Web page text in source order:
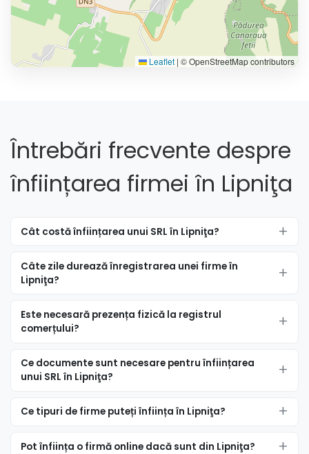
Leaflet | © OpenStreetMap contributors
Întrebări frecvente despre
înființarea firmei în Lipniţa
Cât costă înființarea unui SRL în Lipniţa?
Câte zile durează înregistrarea unei firme în
Lipniţa?
Este necesară prezența fizică la registrul
comerțului?
Ce documente sunt necesare pentru înființarea
unui SRL în Lipniţa?
Ce tipuri de firme puteți înființa în Lipniţa?
Pot înființa o firmă online dacă sunt din Lipniţa?